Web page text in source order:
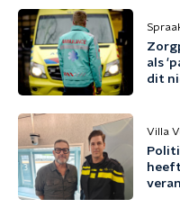
als
dit
Villa